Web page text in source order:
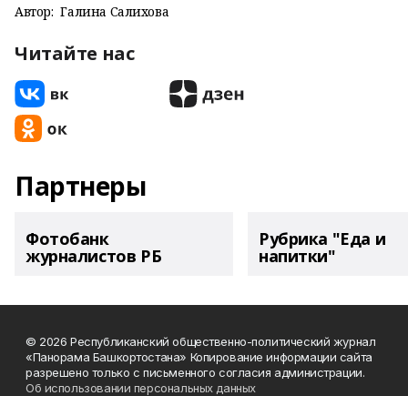
Автор: Галина Салихова
Читайте нас
Партнеры
Фотобанк
журналистов РБ
Рубрика "Еда и
напитки"
© 2026 Республиканский общественно-политический журнал
«Панорама Башкортостана» Копирование информации сайта
разрешено только с письменного согласия администрации.
Об использовании персональных данных